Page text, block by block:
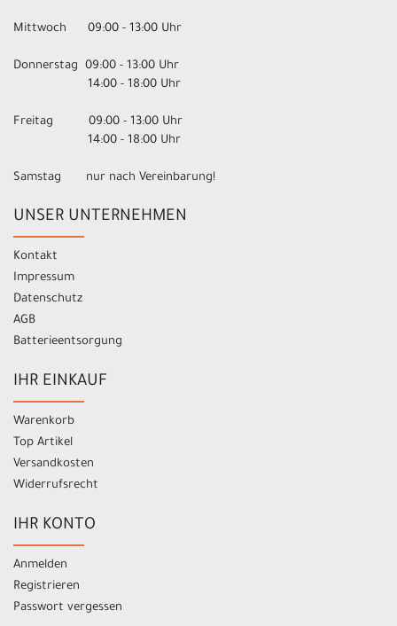
Mittwoch 09:00 - 13:00 Uhr
Donnerstag 09:00 - 13:00 Uhr
14:00 - 18:00 Uhr
Freitag 09:00 - 13:00 Uhr
14:00 - 18:00 Uhr
Samstag nur nach Vereinbarung!
UNSER UNTERNEHMEN
Kontakt
Impressum
Datenschutz
AGB
Batterieentsorgung
IHR EINKAUF
Warenkorb
Top Artikel
Versandkosten
Widerrufsrecht
IHR KONTO
Anmelden
Registrieren
Passwort vergessen